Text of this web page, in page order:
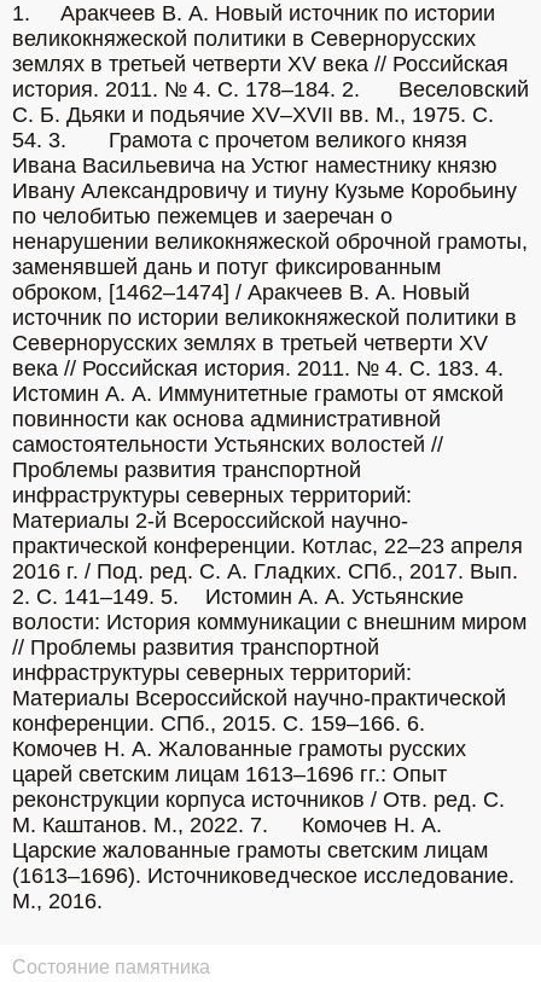
1.	Аракчеев В. А. Новый источник по истории
великокняжеской политики в Севернорусских
землях в третьей четверти XV века // Российская
история. 2011. № 4. С. 178–184. 2.	Веселовский
С. Б. Дьяки и подьячие XV–XVII вв. М., 1975. С.
54. 3.	Грамота с прочетом великого князя
Ивана Васильевича на Устюг наместнику князю
Ивану Александровичу и тиуну Кузьме Коробьину
по челобитью пежемцев и заеречан о
ненарушении великокняжеской оброчной грамоты,
заменявшей дань и потуг фиксированным
оброком, [1462–1474] / Аракчеев В. А. Новый
источник по истории великокняжеской политики в
Севернорусских землях в третьей четверти XV
века // Российская история. 2011. № 4. С. 183. 4.
Истомин А. А. Иммунитетные грамоты от ямской
повинности как основа административной
самостоятельности Устьянских волостей //
Проблемы развития транспортной
инфраструктуры северных территорий:
Материалы 2-й Всероссийской научно-
практической конференции. Котлас, 22–23 апреля
2016 г. / Под. ред. С. А. Гладких. СПб., 2017. Вып.
2. С. 141–149. 5.	Истомин А. А. Устьянские
волости: История коммуникации с внешним миром
// Проблемы развития транспортной
инфраструктуры северных территорий:
Материалы Всероссийской научно-практической
конференции. СПб., 2015. С. 159–166. 6.
Комочев Н. А. Жалованные грамоты русских
царей светским лицам 1613–1696 гг.: Опыт
реконструкции корпуса источников / Отв. ред. С.
М. Каштанов. М., 2022. 7.	Комочев Н. А.
Царские жалованные грамоты светским лицам
(1613–1696). Источниковедческое исследование.
М., 2016.
Состояние памятника